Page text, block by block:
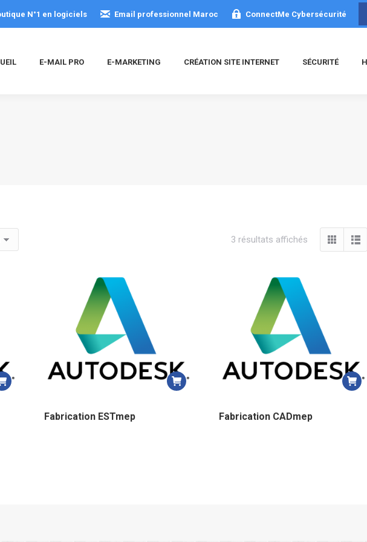
N°1 en logiciels Email professionnel Maroc ConnectMe Cybersécurité
E-MAIL PRO E-MARKETING CRÉATION SITE INTERNET SÉCURITÉ
3 résultats affichés
au
plus
ancien
Fabrication ESTmep Fabrication CADmep